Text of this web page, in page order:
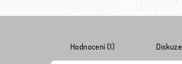
Hodnocení (1) Diskuze